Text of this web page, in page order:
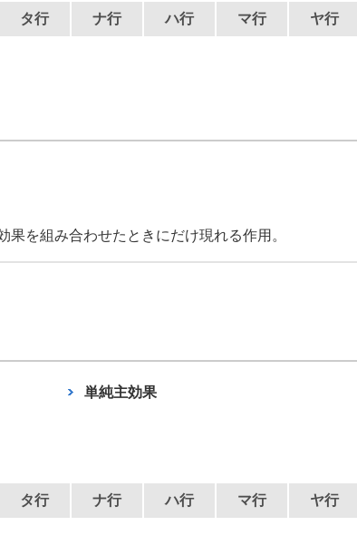
タ行 ナ行 ハ行 マ行 ヤ行
果を組み合わせたときにだけ現れる作用。
単純主効果
タ行 ナ行 ハ行 マ行 ヤ行